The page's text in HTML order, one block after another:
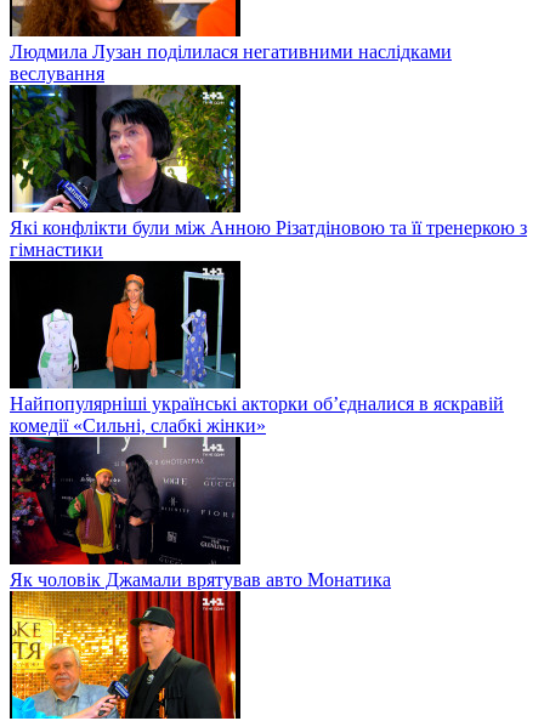
Людмила Лузан поділилася негативними наслідками
веслування
Які конфлікти були між Анною Різатдіновою та її тренеркою з
гімнастики
Найпопулярніші українські акторки об’єдналися в яскравій
комедії «Сильні, слабкі жінки»
Як чоловік Джамали врятував авто Монатика